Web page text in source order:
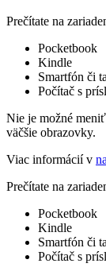
Prečítate na
Pocketbook
Kindle
Smartfón či
Počítač s
Nie je možné
väčšie obrazovky.
Viac informácií v
Prečítate na
Pocketbook
Kindle
Smartfón či
Počítač s